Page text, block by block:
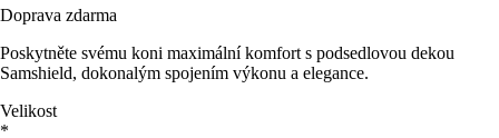
Doprava zdarma
Poskytněte svému koni maximální komfort s podsedlovou dekou
Samshield, dokonalým spojením výkonu a elegance.
Velikost
*